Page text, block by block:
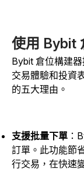
使用 Bybit
Bybit 倉位構建
交易體驗和投資
的五大理由。
支援批量下單 ：
訂單。此功能節
行交易，在快速